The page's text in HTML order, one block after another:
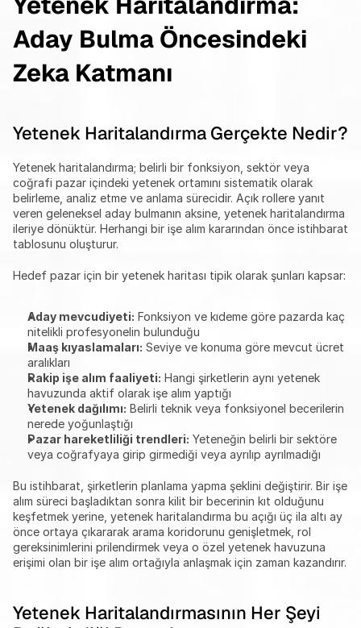
Aday Bulma Öncesindeki
Zeka Katmanı
Yetenek Haritalandırma Gerçekte Nedir?
Yetenek haritalandırma; belirli bir fonksiyon, sektör veya
coğrafi pazar içindeki yetenek ortamını sistematik olarak
belirleme, analiz etme ve anlama sürecidir. Açık rollere yanıt
veren geleneksel aday bulmanın aksine, yetenek haritalandırma
ileriye dönüktür. Herhangi bir işe alım kararından önce istihbarat
tablosunu oluşturur.
Hedef pazar için bir yetenek haritası tipik olarak şunları kapsar:
Aday mevcudiyeti: Fonksiyon ve kıdeme göre pazarda kaç
nitelikli profesyonelin bulunduğu
Maaş kıyaslamaları: Seviye ve konuma göre mevcut ücret
aralıkları
Rakip işe alım faaliyeti: Hangi şirketlerin aynı yetenek
havuzunda aktif olarak işe alım yaptığı
Yetenek dağılımı: Belirli teknik veya fonksiyonel becerilerin
nerede yoğunlaştığı
Pazar hareketliliği trendleri: Yeteneğin belirli bir sektöre
veya coğrafyaya girip girmediği veya ayrılıp ayrılmadığı
Bu istihbarat, şirketlerin planlama yapma şeklini değiştirir. Bir işe
alım süreci başladıktan sonra kilit bir becerinin kıt olduğunu
keşfetmek yerine, yetenek haritalandırma bu açığı üç ila altı ay
önce ortaya çıkararak arama koridorunu genişletmek, rol
gereksinimlerini prilendirmek veya o özel yetenek havuzuna
erişimi olan bir işe alım ortağıyla anlaşmak için zaman kazandırır.
Yetenek Haritalandırmasının Her Şeyi